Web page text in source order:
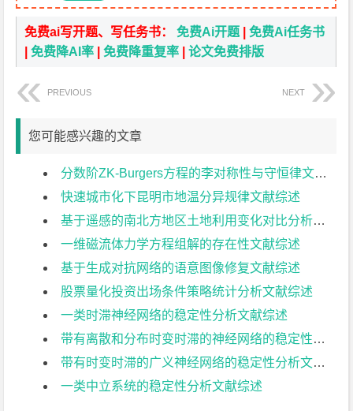
免费ai写开题、写任务书：免费Ai开题 |免费Ai任务书
|免费降AI率 |免费降重复率 |论文免费排版
PREVIOUS NEXT
您可能感兴趣的文章
分数阶ZK-Burgers方程的李对称性与守恒律文献综述
快速城市化下昆明市地温分异规律文献综述
基于遥感的南北方地区土地利用变化对比分析文献综述
一维磁流体力学方程组解的存在性文献综述
基于生成对抗网络的语意图像修复文献综述
股票量化投资出场条件策略统计分析文献综述
一类时滞神经网络的稳定性分析文献综述
带有离散和分布时变时滞的神经网络的稳定性分析文献综述
带有时变时滞的广义神经网络的稳定性分析文献综述
一类中立系统的稳定性分析文献综述